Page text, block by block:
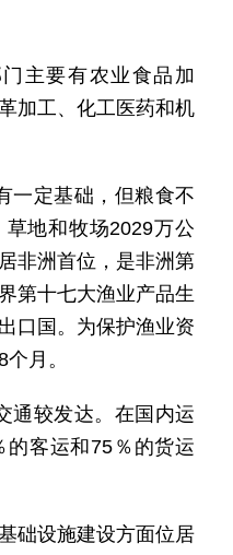
主要有农业食品加
加工、化工医药和机
一定基础，但粮食不
地和牧场2029万公
非洲首位，是非洲第
第十七大渔业产品生
口国。为保护渔业资
月。
通较发达。在国内运
客运和75％的货运
础设施建设方面位居